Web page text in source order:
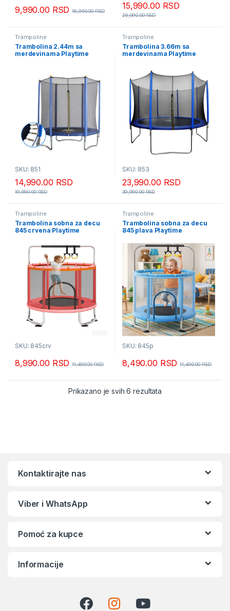
9,990.00 RSD 16,990.00RSD
15,990.00 RSD
29,990.00RSD
Trampoline
Trambolina 2.44m sa
merdevinama Playtime
SKU: 851
14,990.00 RSD
19,990.00RSD
Trampoline
Trambolina 3.66m sa
merdevinama Playtime
SKU: 853
23,990.00 RSD
39,990.00RSD
Trampoline
Trambolina sobna za decu
845 crvena Playtime
SKU: 845crv
8,990.00 RSD 11,490.00RSD
Trampoline
Trambolina sobna za decu
845 plava Playtime
SKU: 845p
8,490.00 RSD 11,490.00RSD
Prikazano je svih 6 rezultataSortirano po
Kontaktirajte nas
Viber i WhatsApp
Pomoć za kupce
Informacije